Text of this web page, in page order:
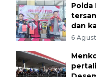
Polda
dan
6